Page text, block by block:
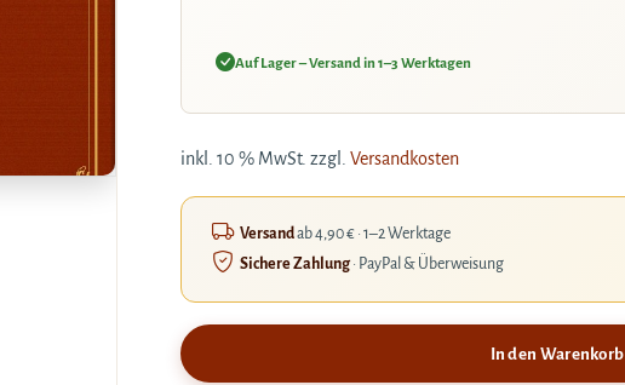
Auf Lager – Versand in 1–3 Werktagen
inkl. 10 % MwSt. zzgl. Versandkosten
Versandab 4,90 € · 1–2 Werktage
Sichere Zahlung· PayPal & Überweisung
In den Warenkorb